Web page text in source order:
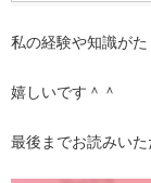
私の経験や知識が
嬉しいです＾＾
最後までお読みい